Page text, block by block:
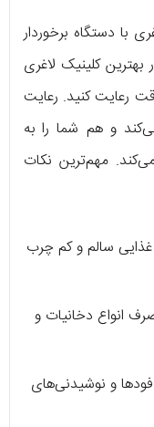
با دستگاه برخوردار
کلینیک لاغری
رعایت کنید. رعایت
و هم شما را به
مهم‌ترین نکات
سالم و کم چرب
مصرف انواع دخانیات و
و نوشیدنی‌های